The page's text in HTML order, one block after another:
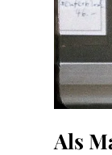
Als